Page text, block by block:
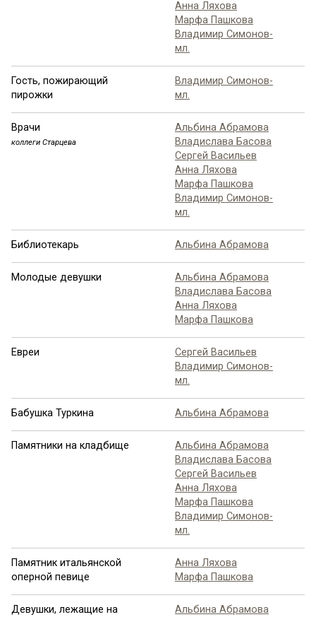
Анна Ляхова
Марфа Пашкова
Владимир Симонов-
мл.
Гость, пожирающий
пирожки
Владимир Симонов-
мл.
Врачи
коллеги Старцева
Альбина Абрамова
Владислава Басова
Сергей Васильев
Анна Ляхова
Марфа Пашкова
Владимир Симонов-
мл.
Библиотекарь Альбина Абрамова
Молодые девушки
Альбина Абрамова
Владислава Басова
Анна Ляхова
Марфа Пашкова
Евреи
Сергей Васильев
Владимир Симонов-
мл.
Бабушка Туркина Альбина Абрамова
Памятники на кладбище
Альбина Абрамова
Владислава Басова
Сергей Васильев
Анна Ляхова
Марфа Пашкова
Владимир Симонов-
мл.
Памятник итальянской
оперной певице
Анна Ляхова
Марфа Пашкова
Девушки, лежащие на
Альбина Абрамова